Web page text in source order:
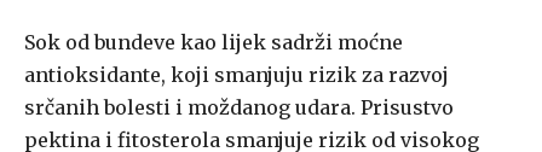
Sok od bundeve kao lijek sadrži moćne
antioksidante, koji smanjuju rizik za razvoj
srčanih bolesti i moždanog udara. Prisustvo
pektina i fitosterola smanjuje rizik od visokog